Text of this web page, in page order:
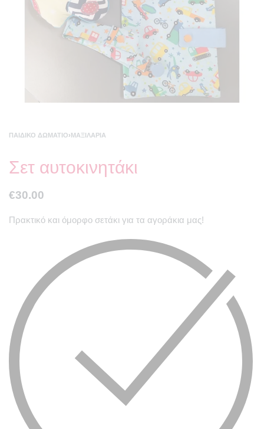
ΠΑΙΔΙΚΌ ΔΩΜΆΤΙΟ› ΜΑΞΙΛΆΡΙΑ
Σετ αυτοκινητάκι
€30.00
Πρακτικό και όμορφο σετάκι για τα αγοράκια μας!